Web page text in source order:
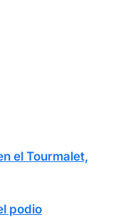
el Tourmalet,
podio